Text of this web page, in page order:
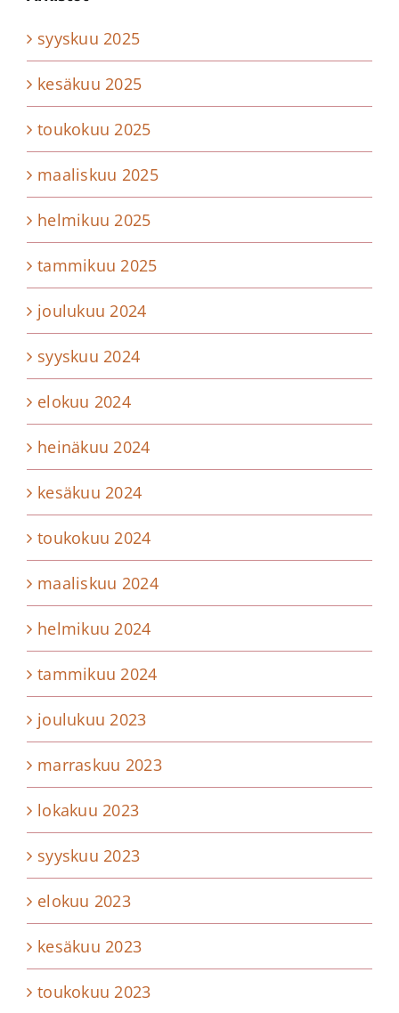
syyskuu 2025
kesäkuu 2025
toukokuu 2025
maaliskuu 2025
helmikuu 2025
tammikuu 2025
joulukuu 2024
syyskuu 2024
elokuu 2024
heinäkuu 2024
kesäkuu 2024
toukokuu 2024
maaliskuu 2024
helmikuu 2024
tammikuu 2024
joulukuu 2023
marraskuu 2023
lokakuu 2023
syyskuu 2023
elokuu 2023
kesäkuu 2023
toukokuu 2023